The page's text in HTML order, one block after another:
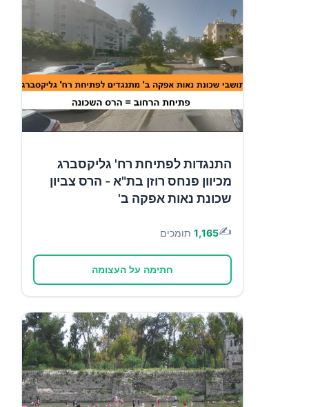
התנגדות לפתיחת רח' גליקסברג
מכיוון פנחס רוזן בת"א - הרס צביון
שכונת נאות אפקה ב'
✍️
1,165 תומכים
חתימה על העצומה